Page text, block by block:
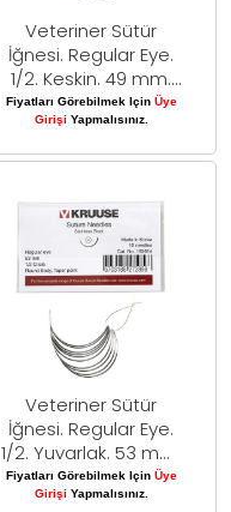
Veteriner Sütür
İğnesi. Regular Eye.
1/2. Keskin. 49 mm.
10/pk
Fiyatları Görebilmek Için Üye
Girişi Yapmalısınız.
Veteriner Sütür
İğnesi. Regular Eye.
1/2. Yuvarlak. 53 mm.
10/pk
Fiyatları Görebilmek Için Üye
Girişi Yapmalısınız.